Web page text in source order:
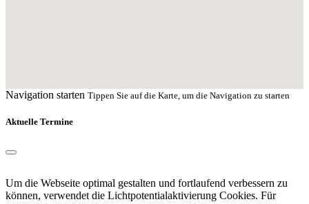
Navigation starten Tippen Sie auf die Karte, um die Navigation zu starten
Aktuelle Termine
Um die Webseite optimal gestalten und fortlaufend verbessern zu
können, verwendet die Lichtpotentialaktivierung Cookies. Für